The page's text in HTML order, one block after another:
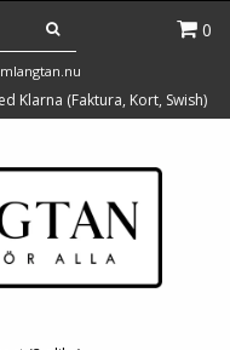
0
Klarna (Faktura, Kort, Swish)